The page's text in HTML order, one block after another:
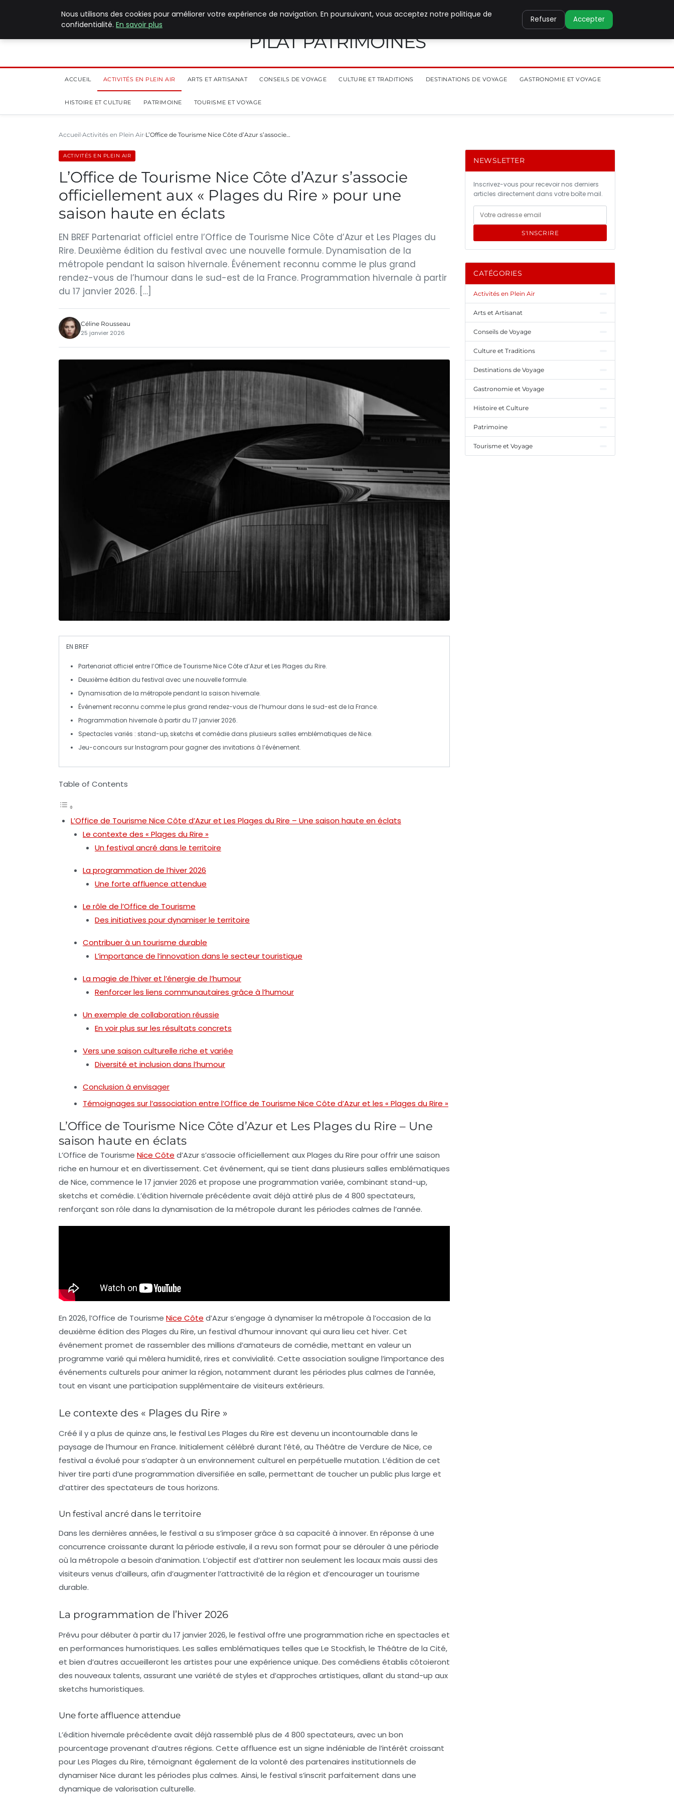
PILAT PATRIMOINES
ACCUEIL ACTIVITÉS EN PLEIN AIR ARTS ET ARTISANAT CONSEILS DE VOYAGE CULTURE ET TRADITIONS DESTINATIONS DE VOYAGE GASTRONOMIE ET VOYAGE
HISTOIRE ET CULTURE PATRIMOINE TOURISME ET VOYAGE
Accueil Activités en Plein Air L’Office de Tourisme Nice Côte d’Azur s’associe…
ACTIVITÉS EN PLEIN AIR
L’Office de Tourisme Nice Côte d’Azur s’associe
officiellement aux « Plages du Rire » pour une
saison haute en éclats
EN BREF Partenariat officiel entre l’Office de Tourisme Nice Côte d’Azur et Les Plages du
Rire. Deuxième édition du festival avec une nouvelle formule. Dynamisation de la
métropole pendant la saison hivernale. Événement reconnu comme le plus grand
rendez-vous de l’humour dans le sud-est de la France. Programmation hivernale à partir
du 17 janvier 2026. […]
Céline Rousseau
25 janvier 2026
EN BREF
Partenariat officiel entre l’Office de Tourisme Nice Côte d’Azur etLes Plages du Rire.
Deuxième édition du festival avec une nouvelleformule.
Dynamisation de la métropole pendant la saison hivernale.
Événementreconnu comme le plus grand rendez-vous de l’humour dans le sud-est de la France.
Programmation hivernale à partir du 17 janvier 2026.
Spectacles variés : stand-up, sketchs et comédie dans plusieurs salles emblématiques de Nice.
Jeu-concours sur Instagram pour gagner des invitations à l’événement.
Table of Contents
L’Office de Tourisme Nice Côte d’Azur et Les Plages du Rire – Une saison haute en éclats
Le contexte des « Plages du Rire »
Un festival ancré dans le territoire
La programmation de l’hiver 2026
Une forte affluence attendue
Le rôle de l’Office de Tourisme
Des initiatives pour dynamiser le territoire
Contribuer à un tourisme durable
L’importance de l’innovation dans le secteur touristique
La magie de l’hiver et l’énergie de l’humour
Renforcer les liens communautaires grâce à l’humour
Un exemple de collaboration réussie
En voir plus sur les résultats concrets
Vers une saison culturelle riche et variée
Diversité et inclusion dans l’humour
Conclusion à envisager
Témoignages sur l’association entre l’Office de Tourisme Nice Côte d’Azur et les « Plages du Rire »
L’Office de Tourisme Nice Côte d’Azur et Les Plages du Rire – Une
saison haute en éclats
L’Office de Tourisme Nice Côte d’Azurs’associe officiellement auxPlages du Rire pour offrir une saison
riche en humouret en divertissement. Cet événement, qui se tient dans plusieurs salles emblématiques
de Nice, commence le 17 janvier 2026 et propose une programmation variée, combinant stand-up,
sketchs et comédie. L’édition hivernale précédente avait déjà attiré plus de 4 800 spectateurs,
renforçant son rôle dans la dynamisation de la métropole durant les périodes calmes de l’année.
En 2026, l’Office de Tourisme Nice Côte d’Azur s’engage à dynamiser la métropole à l’occasion de la
deuxième édition des Plages du Rire, un festival d’humour innovant qui aura lieu cet hiver. Cet
événement promet de rassembler des millions d’amateurs de comédie, mettant en valeur un
programme varié qui mêlera humidité, rires et convivialité. Cette association souligne l’importance des
événements culturels pour animer la région, notamment durant les périodes plus calmes de l’année,
tout en visant une participation supplémentaire de visiteurs extérieurs.
Le contexte des « Plages du Rire »
Créé il y a plus de quinze ans, le festival Les Plages du Rire est devenu un incontournable dans le
paysage de l’humour en France. Initialement célébré durant l’été, au Théâtre de Verdure de Nice, ce
festival a évolué pour s’adapter à un environnement culturel en perpétuelle mutation. L’édition de cet
hiver tire parti d’une programmation diversifiée en salle, permettant de toucher un public plus large et
d’attirer des spectateurs de tous horizons.
Un festival ancré dans le territoire
Dans les dernières années, le festival a su s’imposer grâce à sa capacité à innover. En réponse à une
concurrence croissante durant la période estivale, il a revu son format pour se dérouler à une période
où la métropole a besoin d’animation. L’objectif est d’attirer non seulement les locaux mais aussi des
visiteurs venus d’ailleurs, afin d’augmenter l’attractivité de la région et d’encourager un tourisme
durable.
La programmation de l’hiver 2026
Prévu pour débuter à partir du 17 janvier 2026, le festival offre une programmation riche en spectacles et
en performances humoristiques. Les salles emblématiques telles que Le Stockfish, le Théâtre de la Cité,
et bien d’autres accueilleront les artistes pour une expérience unique. Des comédiens établis côtoieront
des nouveaux talents, assurant une variété de styles et d’approches artistiques, allant du stand-up aux
sketchs humoristiques.
Une forte affluence attendue
L’édition hivernale précédente avait déjà rassemblé plus de 4 800 spectateurs, avec un bon
pourcentage provenant d’autres régions. Cette affluence est un signe indéniable de l’intérêt croissant
pourLes Plages du Rire, témoignant également de la volonté des partenaires institutionnels de
dynamiser Nice durant les périodes plus calmes. Ainsi, le festival s’inscrit parfaitement dans une
dynamique de valorisation culturelle.
NEWSLETTER
Inscrivez-vous pour recevoir nos derniers
articles directement dans votre boîte mail.
S'INSCRIRE
CATÉGORIES
Activités en Plein Air
Arts et Artisanat
Conseils de Voyage
Culture et Traditions
Destinations de Voyage
Gastronomie et Voyage
Histoire et Culture
Patrimoine
Tourisme et Voyage
Nous utilisons des cookies pour améliorer votre expérience de navigation. En poursuivant, vous acceptez notre politique de
confidentialité. En savoir plus
Refuser Accepter